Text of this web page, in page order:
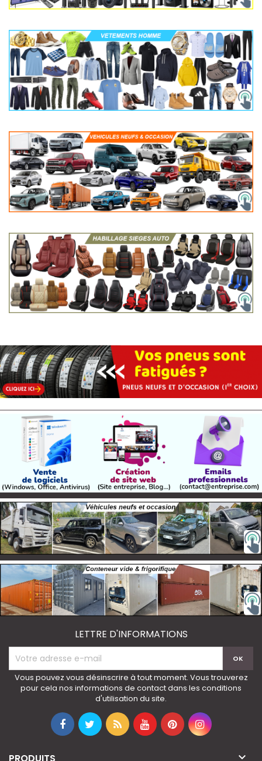
LETTRE D'INFORMATIONS
Vous pouvez vous désinscrire à tout moment. Vous trouverez
pour cela nos informations de contact dans les conditions
d'utilisation du site.
